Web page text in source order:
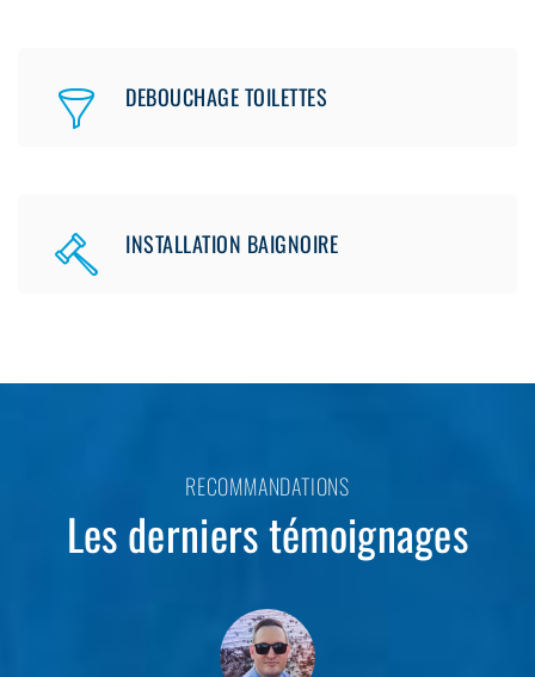
DEBOUCHAGE TOILETTES
INSTALLATION BAIGNOIRE
RECOMMANDATIONS
Les derniers témoignages